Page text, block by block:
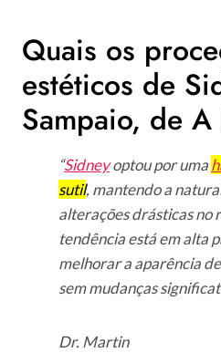
Quais os
estéticos de
Sampaio, de
“Sidneyoptou por uma
sutil, mantendo a
alterações drásticas no
tendência está em alta
melhorar a aparência
sem mudanças
Dr. Martin